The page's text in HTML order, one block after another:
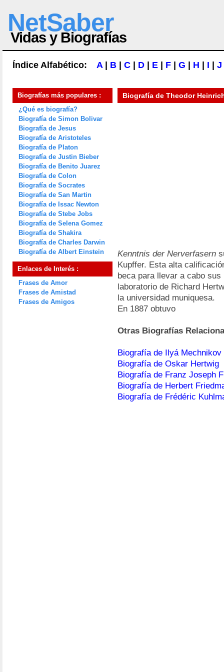
NetSaber
Vidas y Biografías
Índice Alfabético: A| B C D E F G H I J
Biografías más populares :
¿Qué es biografía?
Biografía de Simon Bolivar
Biografía de Jesus
Biografía de Aristoteles
Biografía de Platon
Biografía de Justin Bieber
Biografía de Benito Juarez
Biografía de Colon
Biografía de Socrates
Biografía de San Martin
Biografía de Issac Newton
Biografía de Stebe Jobs
Biografía de Selena Gomez
Biografía de Shakira
Biografía de Charles Darwin
Biografía de Albert Einstein
Enlaces de Interés :
Frases de Amor
Frases de Amistad
Frases de Amigos
Biografía de Theodor
Kenntnis der Nerverfasern
Kupffer. Esta alta
beca para llevar a cabo
laboratorio de Richard
la universidad muniquesa.
En 1887 obtuvo
Otras Biografías
Biografía de Ilyá Mechnikov
Biografía de Oskar Hertwig
Biografía de Franz Joseph
Biografía de Herbert
Biografía de Frédéric